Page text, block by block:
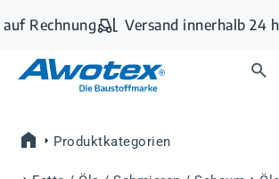
Zum Hauptinhalt springen
Rechnung Versand innerhalb 24 h
Produktkategorien